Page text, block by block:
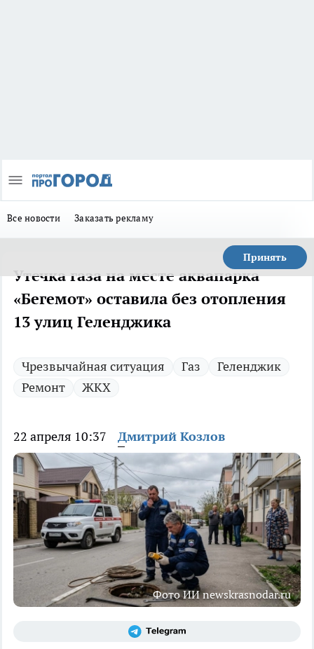
Все новости Заказать рекламу
Принять
Утечка газа на месте аквапарка
«Бегемот» оставила без отопления
13 улиц Геленджика
Чрезвычайная ситуация Газ
Геленджик
Ремонт
ЖКХ
22 апреля 10:37 Дмитрий Козлов
Фото ИИ newskrasnodar.ru